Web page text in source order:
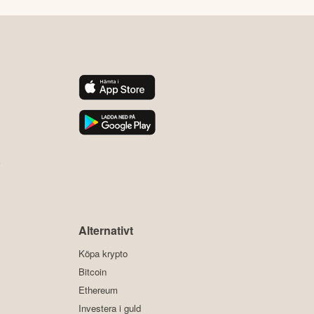
Alternativt
Köpa krypto
Bitcoin
Ethereum
Investera i guld